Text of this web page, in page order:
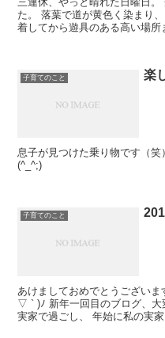
た。 落葉で道が黄色く染まり、 紅葉も目に入って秋一色でした。 到
着してから遊具のある高い場所まで辿り着
子育てのこと 楽
息子が見つけた乗り物です（
(^_^;)
子育てのこと
あけましておめでとうございます◎ 今年もよろしくお願い
▽ ` )ﾉ 新年一回目のブログ、大変遅くなりました… 年越しを旦那の
実家で過ごし、 年始に私の実家に移動しました。 家族の協力を得